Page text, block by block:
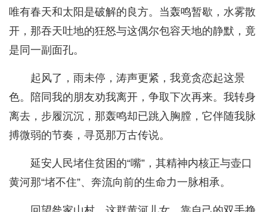
唯有春天和太阳是破解的良方。当轰鸣暂歇，水雾散
开，那吞天吐地的狂怒与这偶尔包容天地的静默，竟
是同一副面孔。
起风了，雨未停，涛声更紧，我竟贪恋起这景
色。陪同我的朋友劝我离开，争取下次再来。我转身
离去，步履沉沉，那轰鸣却已跳入胸膛，它伴随我脉
搏微弱的节奏，寻觅那万古传说。
延安人民堵住贫困的“嘴”，其精神内核正与壶口
黄河那“堵不住”、奔流向前的生命力一脉相承。